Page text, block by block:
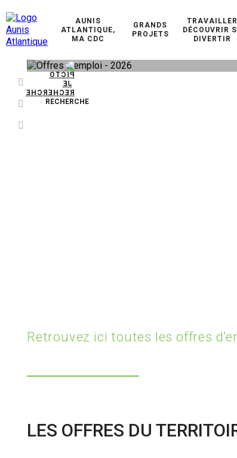
AUNIS
ATLANTIQUE,
MA CDC
GRANDS
PROJETS
TRAVAILLER
DÉCOUVRIR
DIVERTIR
RECHERCHE
Retrouvez ici toutes les offres
LES OFFRES DU